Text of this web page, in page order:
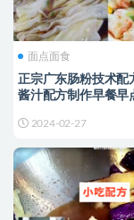
面点面食
正宗广东肠粉技术配
酱汁配方制作早餐早
2024-02-27